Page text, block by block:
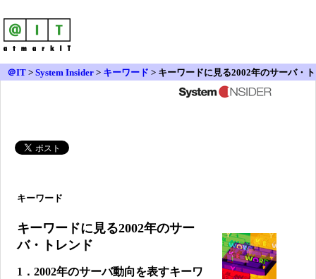
＠IT > System Insider > キーワード > キーワードに見る2002年のサーバ・ト
キーワード
キーワードに見る2002年のサー
バ・トレンド
1．2002年のサーバ動向を表すキーワ